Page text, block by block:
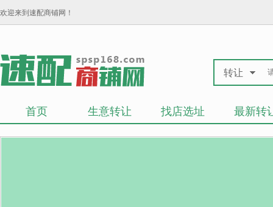
欢迎来到速配商铺网！
转让
首页 生意转让 找店选址 最新转